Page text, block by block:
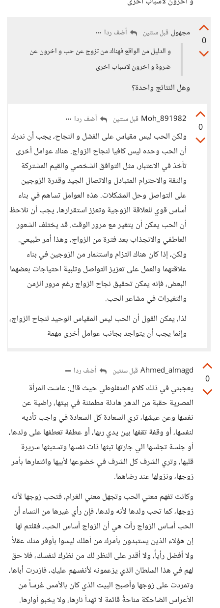
0
مجهول قبل سنتين
أضف ردا
و الدليل من الواقع فهناك من تزوج عن حب و اخرون عن
ضروة و اخرون لاسباب اخرى
وهل النتائج واحدة؟
0
Moh_891982 قبل سنتين أضف ردا
ولكن الحب ليس مقياس على الفشل و النجاح، يجب أن ندرك
أن الحب وحده ليس كافيا لنجاح الزواج. هناك عوامل أخرى
تأخذ في الاعتبار، مثل التوافق الشخصي والقيم المشتركة
والثقة والاحترام المتبادل والاتصال الجيد وقدرة الزوجين
على التواصل وحل المشكلات. هذه العوامل تساهم في بناء
أساس قوي للعلاقة الزوجية وتعزز استقرارها، يجب أن نلاحظ
أن الحب يمكن أن يتغير مع مرور الوقت. قد يختلف الشعور
العاطفي والانجذاب بعد فترة من الزواج، وهذا أمر طبيعي.
ولكن، إذا كان هناك التزام واستثمار من الزوجين في بناء
علاقتهما والعمل على تعزيز التواصل وتلبية احتياجات بعضهما
البعض، فإنه يمكن تحقيق نجاح الزواج رغم مرور الزمن
والتغيرات في مشاعر الحب.
لذا، يمكن القول أن الحب ليس المقياس الوحيد لنجاح الزواج،
وإنما يجب أن يتواجد بجانب عوامل أخرى مهمة
0
Ahmed_almagd قبل سنتين أضف ردا
يعجبني في ذلك كلام المنفلوطي حيث قال: عاشت المرأة
المصرية حقبة من الدهر هادئة مطمئنة في بيتها، راضية عن
نفسها وعن عيشها، تري السعادة كل السعادة في واجب تأديه
لنفسها، أو وقفة تقفها بين يدي ربها، أو عطفة تعطفها على ولدها،
أو جلسة تجلسها الي جارتها تبثها ذات نفسها وتستبثها سريرة
قلبها، وتري الشرف كل الشرف في خضوعها لأبيها وائتمارها بأمر
زوجها، ونزولها عند رضاهما.
وكانت تفهم معني الحب وتجهل معني الغرام، فتحب زوجها لأنه
زوجها، كما تحب ولدها لأنه ولدها، فإن رأي غيرها من النساء أن
الحب أساس الزواج رأت هي أن الزواج أساس الحب، فقلتم لها
إن هؤلاء الذين يستبدون بأمرك من أهلك ليسوا بأوفر منك عقلاً
ولا أفضل رأياً، ولا أقدر على النظر لك من نظرك لنفسك، فلا حق
لهم في هذا السلطان الذي يزعمونه لأنفسهم عليكِ، فازدرت أباها،
وتمردت على زوجها وأصبح البيت الذي كان بالأمس عُرساً من
الأعراس الضاحكة مناحةً قائمة لا تهدأ نارها، ولا يخبو أوارها.